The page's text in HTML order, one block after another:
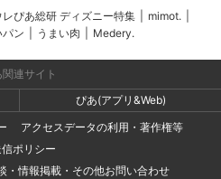
レぴあ総研 ディズニー特集 mimot.
パン うまい肉 Medery.
関連サイト
ぴあ(アプリ&Web)
アクセスデータの利用・著作権等
ポリシー
・情報掲載・その他お問い合わせ